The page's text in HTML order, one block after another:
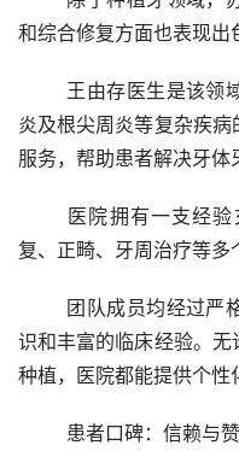
和综合修复方面也表现出
炎及根尖周炎等复杂疾
服务，帮助患者解决牙体
复、正畸、牙周治疗等多
识和丰富的临床经验。
种植，医院都能提供个性
患者口碑：信赖与